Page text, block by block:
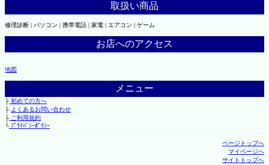
取扱い商品
修理診断 | パソコン | 携帯電話 | 家電 | エアコン | ゲーム
お店へのアクセス
地図
メニュー
├初めての方へ
├ よくあるお問い合わせ
├ご利用規約
└ﾌﾟﾗｲﾊﾞｼｰﾎﾟﾘｼｰ
ページトップへ
マイページへ
サイトトップへ